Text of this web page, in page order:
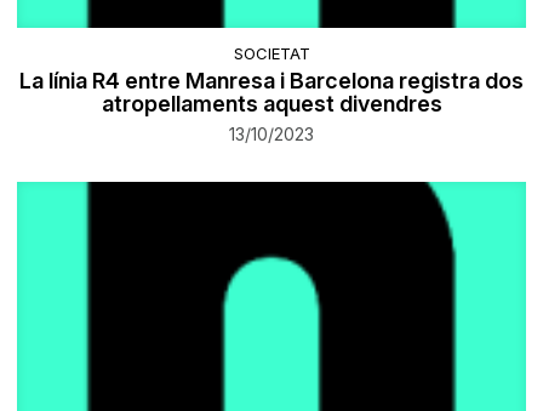
SOCIETAT
La línia R4 entre Manresa i Barcelona registra dos
atropellaments aquest divendres
13/10/2023